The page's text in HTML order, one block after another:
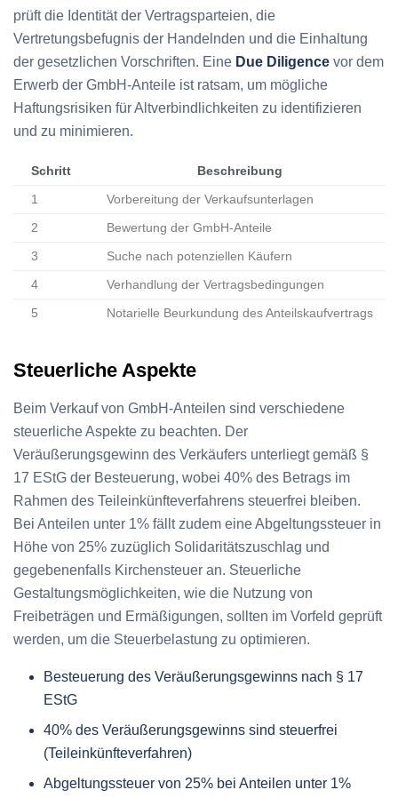
prüft die Identität der Vertragsparteien, die
Vertretungsbefugnis der Handelnden und die Einhaltung
der gesetzlichen Vorschriften. Eine Due Diligence vor dem
Erwerb der GmbH-Anteile ist ratsam, um mögliche
Haftungsrisiken für Altverbindlichkeiten zu identifizieren
und zu minimieren.
Schritt Beschreibung
1 Vorbereitung der Verkaufsunterlagen
2 Bewertung der GmbH-Anteile
3 Suche nach potenziellen Käufern
4 Verhandlung der Vertragsbedingungen
5 Notarielle Beurkundung des Anteilskaufvertrags
Steuerliche Aspekte
Beim Verkauf von GmbH-Anteilen sind verschiedene
steuerliche Aspekte zu beachten. Der
Veräußerungsgewinn des Verkäufers unterliegt gemäß §
17 EStG der Besteuerung, wobei 40% des Betrags im
Rahmen des Teileinkünfteverfahrens steuerfrei bleiben.
Bei Anteilen unter 1% fällt zudem eine Abgeltungssteuer in
Höhe von 25% zuzüglich Solidaritätszuschlag und
gegebenenfalls Kirchensteuer an. Steuerliche
Gestaltungsmöglichkeiten, wie die Nutzung von
Freibeträgen und Ermäßigungen, sollten im Vorfeld geprüft
werden, um die Steuerbelastung zu optimieren.
Besteuerung des Veräußerungsgewinns nach § 17
EStG
40% des Veräußerungsgewinns sind steuerfrei
(Teileinkünfteverfahren)
Abgeltungssteuer von 25% bei Anteilen unter 1%